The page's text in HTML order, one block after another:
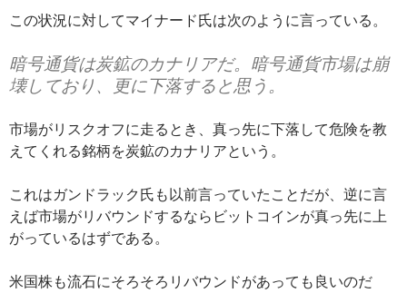
この状況に対してマイナード氏は次のように言っている。
暗号通貨は炭鉱のカナリアだ。暗号通貨市場は崩
壊しており、更に下落すると思う。
市場がリスクオフに走るとき、真っ先に下落して危険を教
えてくれる銘柄を炭鉱のカナリアという。
これはガンドラック氏も以前言っていたことだが、逆に言
えば市場がリバウンドするならビットコインが真っ先に上
がっているはずである。
米国株も流石にそろそろリバウンドがあっても良いのだ